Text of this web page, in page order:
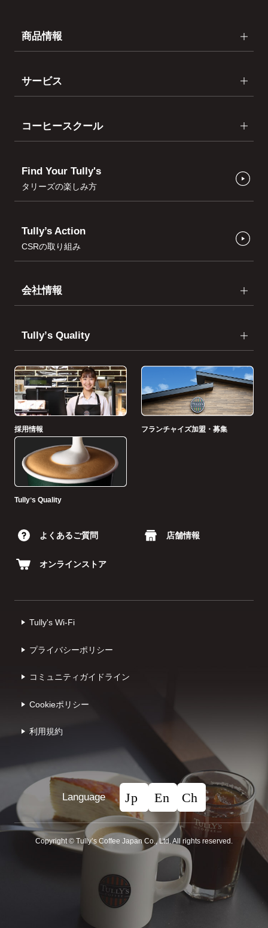
商品情報
サービス
コーヒースクール
Find Your Tully's
タリーズの楽しみ方
Tully’s Action
CSRの取り組み
会社情報
Tullyʼs Quality
採用情報 フランチャイズ加盟・募集
Tullyʼs Quality
よくあるご質問 店舗情報
オンラインストア
Tully's Wi-Fi
プライバシーポリシー
コミュニティガイドライン
Cookieポリシー
利⽤規約
Language
Copyright © Tullyʼs Coffee Japan Co., Ltd. All rights reserved.